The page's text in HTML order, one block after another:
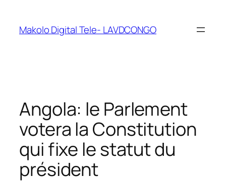
Makolo Digital Tele- LAVDCONGO
Angola: le Parlement
votera la Constitution
qui fixe le statut du
président